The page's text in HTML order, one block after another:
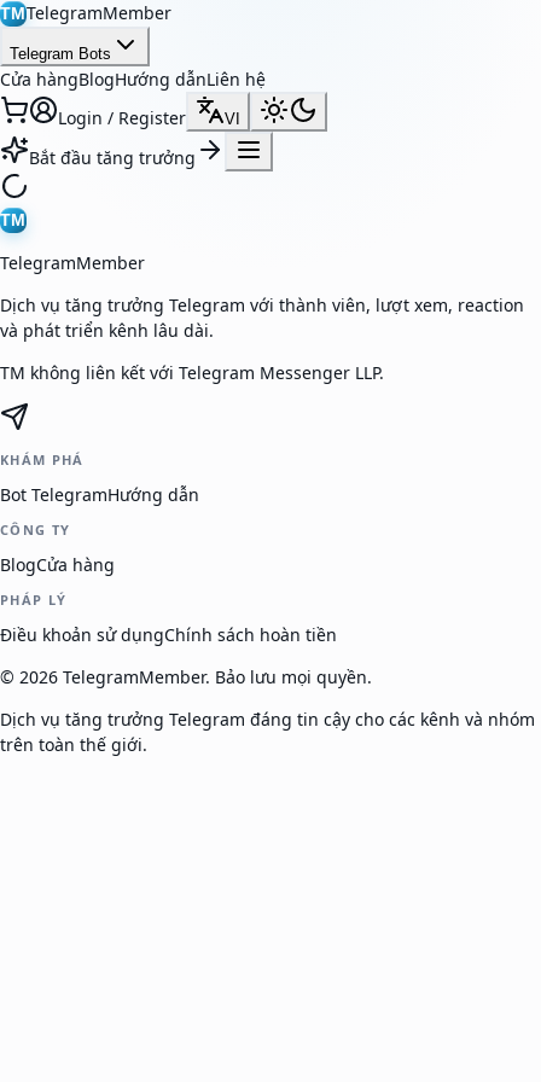
TMTelegramMember
Telegram Bots
Cửa hàngBlogHướng dẫnLiên hệ
Login / Register
VI
Bắt đầu tăng trưởng
TM
TelegramMember
Dịch vụ tăng trưởng Telegram với thành viên, lượt xem, reaction
và phát triển kênh lâu dài.
TM không liên kết với Telegram Messenger LLP.
KHÁM PHÁ
Bot TelegramHướng dẫn
CÔNG TY
BlogCửa hàng
PHÁP LÝ
Điều khoản sử dụngChính sách hoàn tiền
© 2026 TelegramMember. Bảo lưu mọi quyền.
Dịch vụ tăng trưởng Telegram đáng tin cậy cho các kênh và nhóm
trên toàn thế giới.